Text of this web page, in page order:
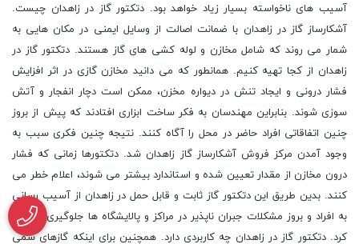
آسیب های ناخواسته بسیار زیاد خواهد بود. دتکتور گاز در زاهدان چیست.
آشکارساز گاز در زاهدان با ضمانت اصالت از وسایل ایمنی در مکان هایی به
شمار می روند که شامل مخازن و لوله کشی های گاز هستند. دتکتور گاز در
زاهدان از کجا تهیه کنیم. همانطور که می دانید مخازن گازی در اثر افزایش
فشار درونی و ایجاد تنش در دیواره مخزن، ممکن است دچار انفجار و آتش
سوزی شوند. بنابراین مهندسان به فکر ساخت ابزاری افتادند که پیش از بروز
چنین اتفاقاتی افراد حاضر در محل را آگاه کنند. نتیجه چنین فکری سبب به
وجود آمدن مرکز فروش آشکارساز گاز زاهدان شد. دتکتورها زمانی که فشار
درون مخازن از مقدار تعیین شده و استاندارد بیشتر می شوند، اعلام خطر می
کنند. بدین طریق این دتکتور گاز ثابت و قابل حمل در زاهدان از آسیب رسانی
به افراد و بروز مشکلات جبران ناپذیر در مراکز و پالایشگاه ها جلوگیری خواهند
کرد. دتکتور گاز در زاهدان چه کاربردی دارد. همچنین برای اینکه گازهای سمی